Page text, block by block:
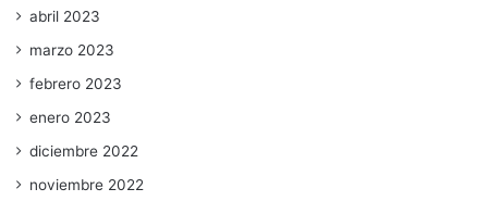
abril 2023
marzo 2023
febrero 2023
enero 2023
diciembre 2022
noviembre 2022